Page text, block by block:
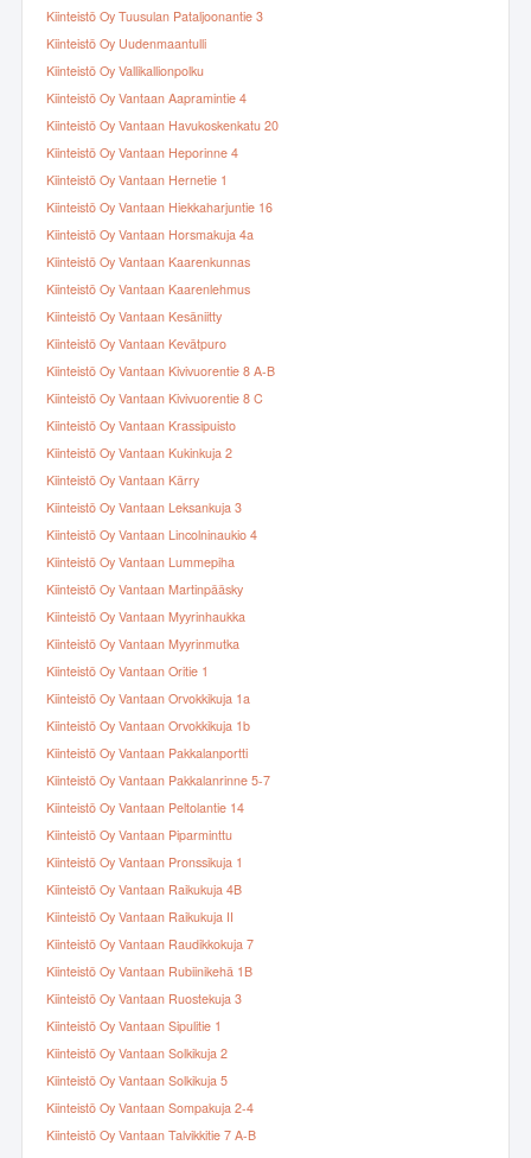
Kiinteistö Oy Tuusulan Pataljoonantie 3
Kiinteistö Oy Uudenmaantulli
Kiinteistö Oy Vallikallionpolku
Kiinteistö Oy Vantaan Aapramintie 4
Kiinteistö Oy Vantaan Havukoskenkatu 20
Kiinteistö Oy Vantaan Heporinne 4
Kiinteistö Oy Vantaan Hernetie 1
Kiinteistö Oy Vantaan Hiekkaharjuntie 16
Kiinteistö Oy Vantaan Horsmakuja 4a
Kiinteistö Oy Vantaan Kaarenkunnas
Kiinteistö Oy Vantaan Kaarenlehmus
Kiinteistö Oy Vantaan Kesäniitty
Kiinteistö Oy Vantaan Kevätpuro
Kiinteistö Oy Vantaan Kivivuorentie 8 A-B
Kiinteistö Oy Vantaan Kivivuorentie 8 C
Kiinteistö Oy Vantaan Krassipuisto
Kiinteistö Oy Vantaan Kukinkuja 2
Kiinteistö Oy Vantaan Kärry
Kiinteistö Oy Vantaan Leksankuja 3
Kiinteistö Oy Vantaan Lincolninaukio 4
Kiinteistö Oy Vantaan Lummepiha
Kiinteistö Oy Vantaan Martinpääsky
Kiinteistö Oy Vantaan Myyrinhaukka
Kiinteistö Oy Vantaan Myyrinmutka
Kiinteistö Oy Vantaan Oritie 1
Kiinteistö Oy Vantaan Orvokkikuja 1a
Kiinteistö Oy Vantaan Orvokkikuja 1b
Kiinteistö Oy Vantaan Pakkalanportti
Kiinteistö Oy Vantaan Pakkalanrinne 5-7
Kiinteistö Oy Vantaan Peltolantie 14
Kiinteistö Oy Vantaan Piparminttu
Kiinteistö Oy Vantaan Pronssikuja 1
Kiinteistö Oy Vantaan Raikukuja 4B
Kiinteistö Oy Vantaan Raikukuja II
Kiinteistö Oy Vantaan Raudikkokuja 7
Kiinteistö Oy Vantaan Rubiinikehä 1B
Kiinteistö Oy Vantaan Ruostekuja 3
Kiinteistö Oy Vantaan Sipulitie 1
Kiinteistö Oy Vantaan Solkikuja 2
Kiinteistö Oy Vantaan Solkikuja 5
Kiinteistö Oy Vantaan Sompakuja 2-4
Kiinteistö Oy Vantaan Talvikkitie 7 A-B